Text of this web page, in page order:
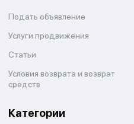
Подать объявление
Услуги продвижения
Статьи
Условия возврата и возврат
средств
Категории